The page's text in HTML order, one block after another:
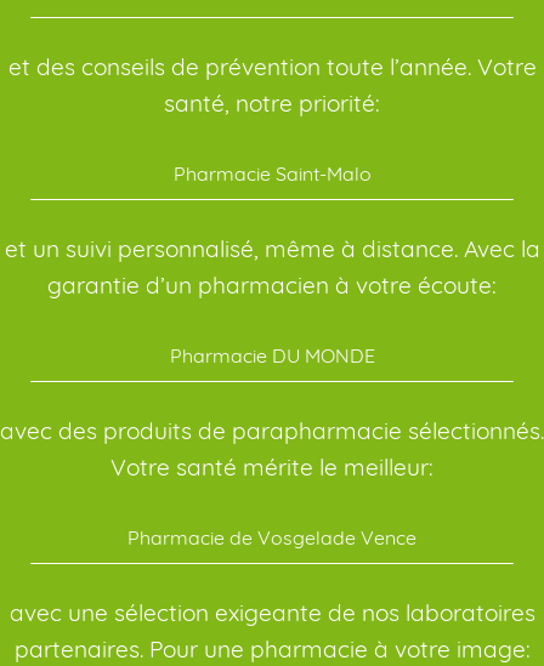
et des conseils de prévention toute l’année. Votre
santé, notre priorité:
Pharmacie Saint-Malo
et un suivi personnalisé, même à distance. Avec la
garantie d’un pharmacien à votre écoute:
Pharmacie DU MONDE
avec des produits de parapharmacie sélectionnés.
Votre santé mérite le meilleur:
Pharmacie de Vosgelade Vence
avec une sélection exigeante de nos laboratoires
partenaires. Pour une pharmacie à votre image: